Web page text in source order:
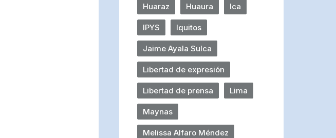
Huaraz Huaura Ica
IPYS Iquitos
Jaime Ayala Sulca
Libertad de expresión
Libertad de prensa Lima
Maynas
Melissa Alfaro Méndez